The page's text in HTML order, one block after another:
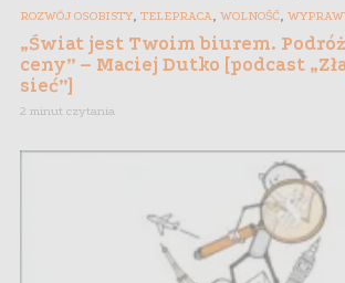
ROZWÓJ OSOBISTY, TELEPRACA, WOLNOŚĆ,
„Świat jest Twoim biurem.
ceny” – Maciej Dutko [podcast
sieć”]
2 minut czytania